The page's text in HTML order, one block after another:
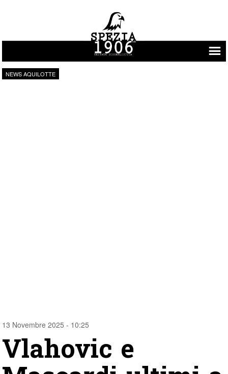
Vai al contenuto
NEWS AQUILOTTE
13 Novembre 2025 - 10:25
Vlahovic e